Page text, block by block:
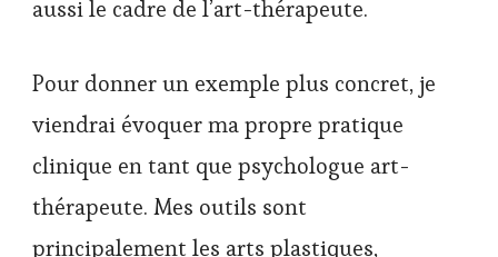
aussi le cadre de l’art-thérapeute.
Pour donner un exemple plus concret, je
viendrai évoquer ma propre pratique
clinique en tant que psychologue art-
thérapeute. Mes outils sont
principalement les arts plastiques,